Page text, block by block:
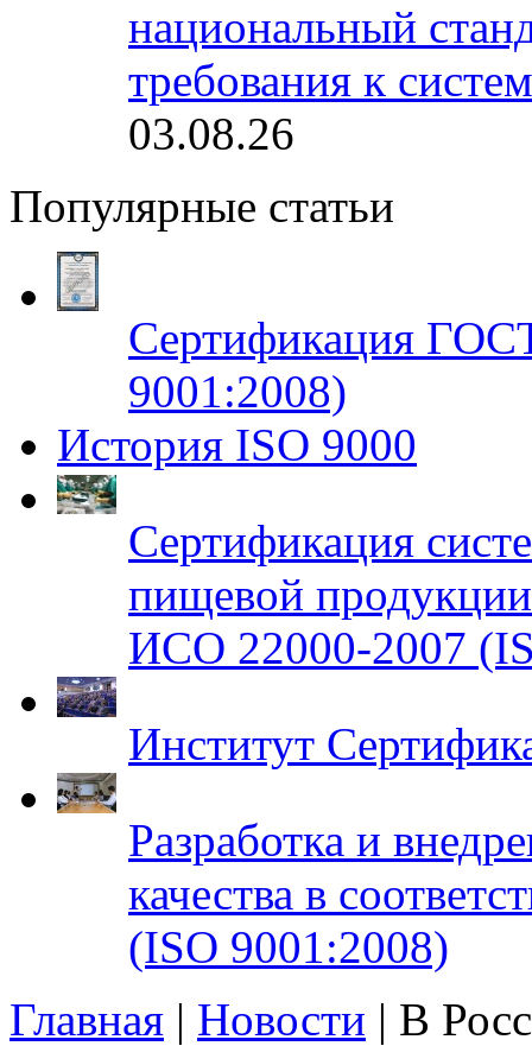
национальный
требования к
03.08.26
Популярные статьи
Сертификация
9001:2008)
История ISO 9000
Сертификация
пищевой
ИСО 22000-2007
Институт
Разработка и
качества в
(ISO 9001:2008)
Главная | Новости | В